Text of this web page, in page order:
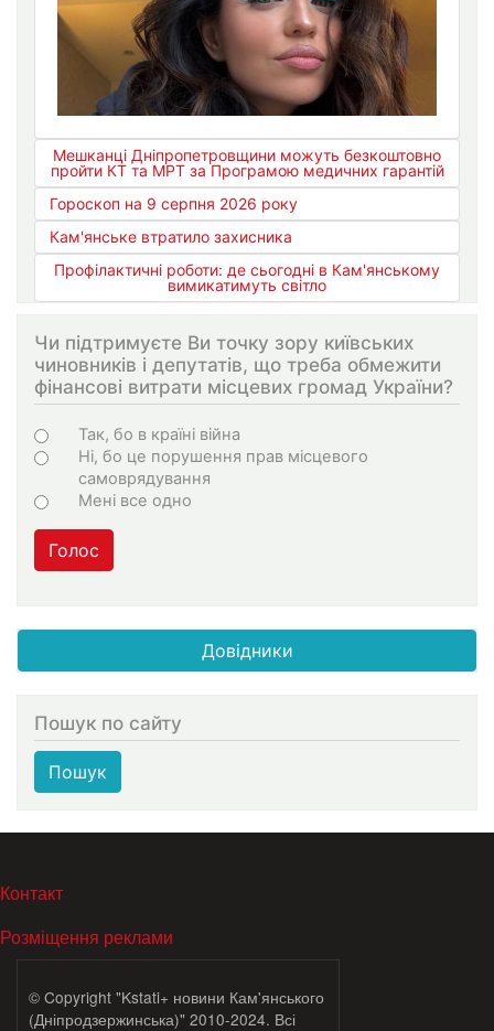
Мешканці Дніпропетровщини можуть безкоштовно
пройти КТ та МРТ за Програмою медичних гарантій
Гороскоп на 9 серпня 2026 року
Кам'янське втратило захисника
Профілактичні роботи: де сьогодні в Кам'янському
вимикатимуть світло
Чи підтримуєте Ви точку зору київських
чиновників і депутатів, що треба обмежити
фінансові витрати місцевих громад України?
Варіанти
Так, бо в країні війна
Ні, бо це порушення прав місцевого
самоврядування
Мені все одно
Голос
Довідники
Пошук по сайту
Пошук
МЕНЮ В ПОДВАЛЕ
Контакт
Розміщення реклами
© Copyright "Kstati+ новини Кам'янського
(Дніпродзержинська)" 2010-2024. Всі